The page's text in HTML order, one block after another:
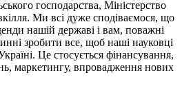
господарства, Міністерство
Ми всі дуже сподіваємося, що
нашій державі і вам, поважні
зробити все, щоб наші науковці
Це стосується фінансування,
маркетингу, впровадження нових